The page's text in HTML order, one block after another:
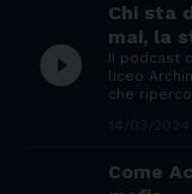
play_circle_filled
Chi sta
mai, la
II podcast
liceo
che
Come